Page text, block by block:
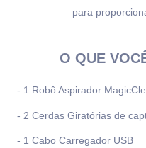
para
O QUE
- 1 Robô Aspirador
- 2 Cerdas Giratórias de
- 1 Cabo Carregador USB